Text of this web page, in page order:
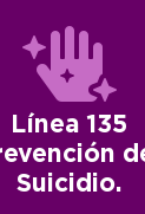
Línea 135
Suicidio.